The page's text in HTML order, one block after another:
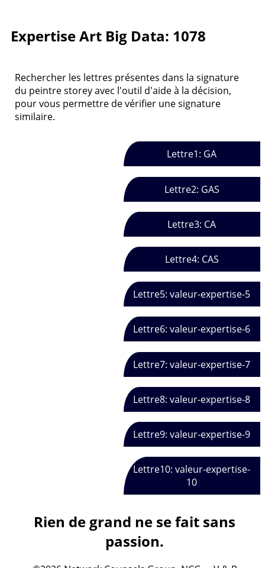
Expertise Art Big Data: 1078
Rechercher les lettres présentes dans la signature
du peintre storey avec l'outil d'aide à la décision,
pour vous permettre de vérifier une signature
similaire.
Lettre1: GA
Lettre2: GAS
Lettre3: CA
Lettre4: CAS
Lettre5: valeur-expertise-5
Lettre6: valeur-expertise-6
Lettre7: valeur-expertise-7
Lettre8: valeur-expertise-8
Lettre9: valeur-expertise-9
Lettre10: valeur-expertise-
10
Rien de grand ne se fait sans
passion.